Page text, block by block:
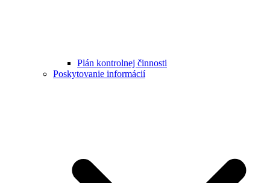
Plán kontrolnej činnosti
Poskytovanie informácií